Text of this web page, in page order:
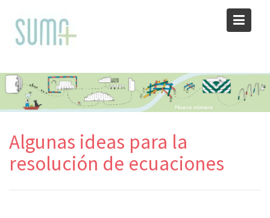
content
Algunas ideas para la
resolución de ecuaciones